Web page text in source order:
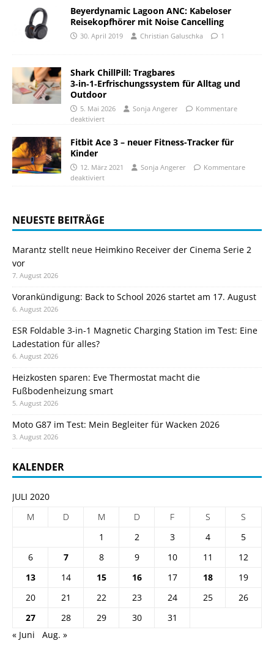
Beyerdynamic Lagoon ANC: Kabeloser
Reisekopfhörer mit Noise Cancelling
30. April 2019 Christian Galuschka 1
Shark ChillPill: Tragbares
3‑in‑1‑Erfrischungssystem für Alltag und
Outdoor
5. Mai 2026 Sonja Angerer
Kommentare
deaktiviert
Fitbit Ace 3 – neuer Fitness-Tracker für
Kinder
12. März 2021 Sonja Angerer
Kommentare
deaktiviert
NEUESTE BEITRÄGE
Marantz stellt neue Heimkino Receiver der Cinema Serie 2
vor
7. August 2026
Vorankündigung: Back to School 2026 startet am 17. August
6. August 2026
ESR Foldable 3-in-1 Magnetic Charging Station im Test: Eine
Ladestation für alles?
6. August 2026
Heizkosten sparen: Eve Thermostat macht die
Fußbodenheizung smart
5. August 2026
Moto G87 im Test: Mein Begleiter für Wacken 2026
3. August 2026
KALENDER
JULI 2020
M
D M D F S
S
1
2 3 4
5
6
7 8 9 10 11
12
13
14 15 16 17 18
19
20
21 22 23 24 25
26
27
28 29 30
31
« Juni
Aug. »